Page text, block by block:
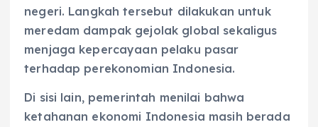
negeri. Langkah tersebut dilakukan untuk
meredam dampak gejolak global sekaligus
menjaga kepercayaan pelaku pasar
terhadap perekonomian Indonesia.
Di sisi lain, pemerintah menilai bahwa
ketahanan ekonomi Indonesia masih berada